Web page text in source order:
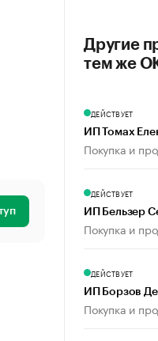
Другие
тем же
ДЕЙСТВУЕТ
ИП Томах
Покупка и
ДЕЙСТВУЕТ
ИП Бельзер
Покупка и
ДЕЙСТВУЕТ
ИП Борзов
Покупка и